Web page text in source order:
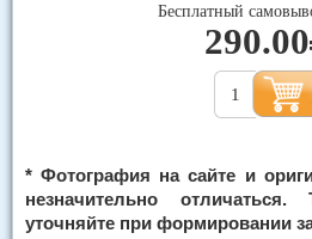
Бесплатный
290.00
* Фотография на сайте и
незначительно отличаться.
уточняйте при формировании